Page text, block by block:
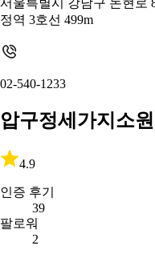
정역 3호선 499m
02-540-1233
압구정세가지소
4.9
인증 후기
39
팔로워
2